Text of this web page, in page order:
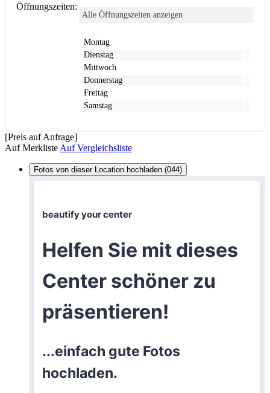
Öffnungszeiten:
Alle Öffnungszeiten anzeigen
Montag
Dienstag
Mittwoch
Donnerstag
Freitag
Samstag
[Preis auf Anfrage]
Auf Merkliste Auf Vergleichsliste
Fotos von dieser Location hochladen (044)